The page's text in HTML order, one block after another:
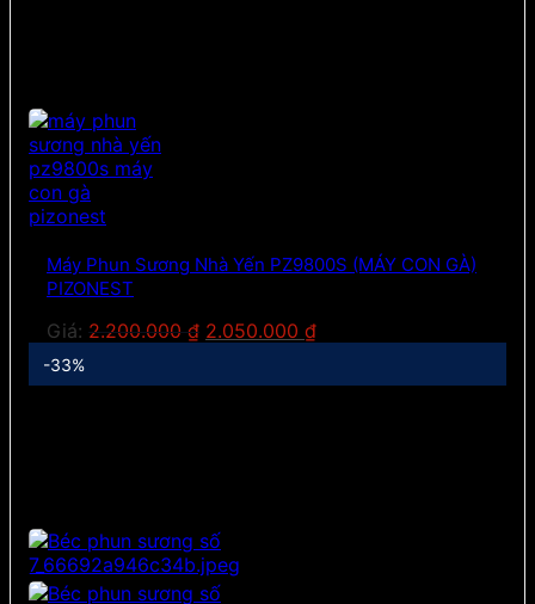
Máy Phun Sương Nhà Yến PZ9800S (MÁY CON GÀ)
PIZONEST
Giá: 2.200.000₫ Giá
2.050.000 ₫Giá
-33%